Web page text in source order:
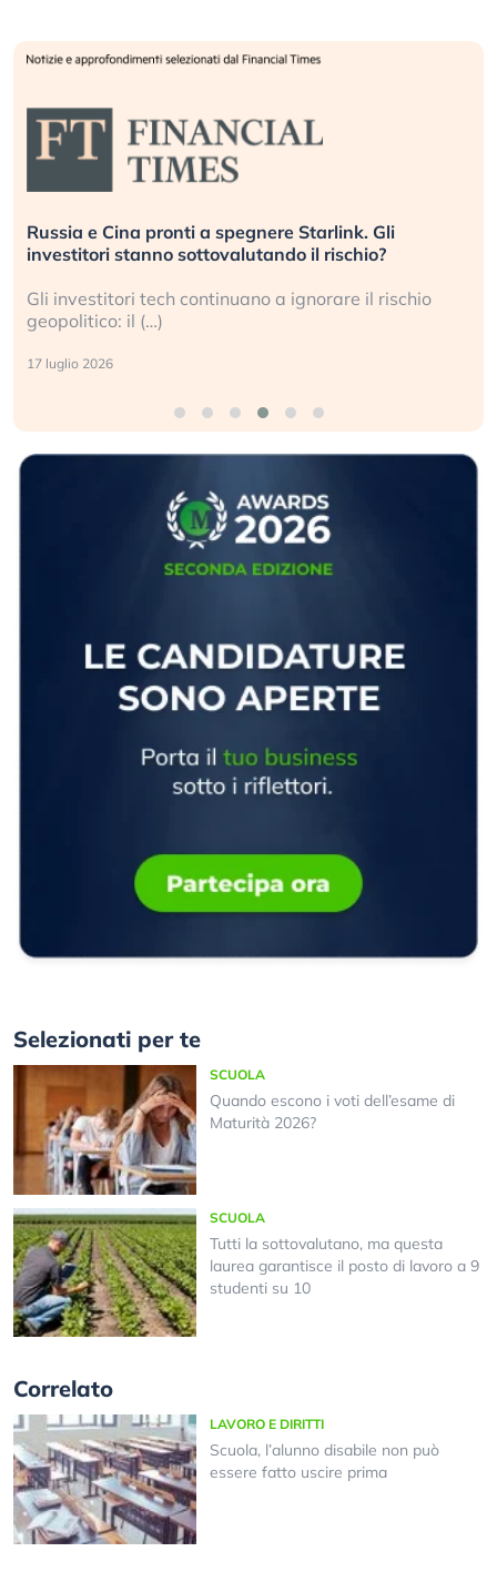
Russia e Cina pronti a spegnere Starlink. Gli
investitori stanno sottovalutando il rischio?
Gli investitori tech continuano a ignorare il rischio
geopolitico: il (…)
17 luglio 2026
Selezionati per te
SCUOLA
Quando escono i voti dell’esame di
Maturità 2026?
SCUOLA
Tutti la sottovalutano, ma questa
laurea garantisce il posto di lavoro a 9
studenti su 10
Correlato
LAVORO E DIRITTI
Scuola, l’alunno disabile non può
essere fatto uscire prima